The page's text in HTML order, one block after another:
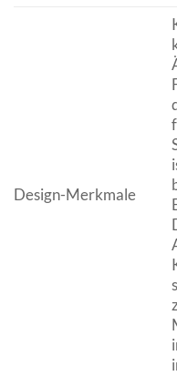
Design-Merkmale